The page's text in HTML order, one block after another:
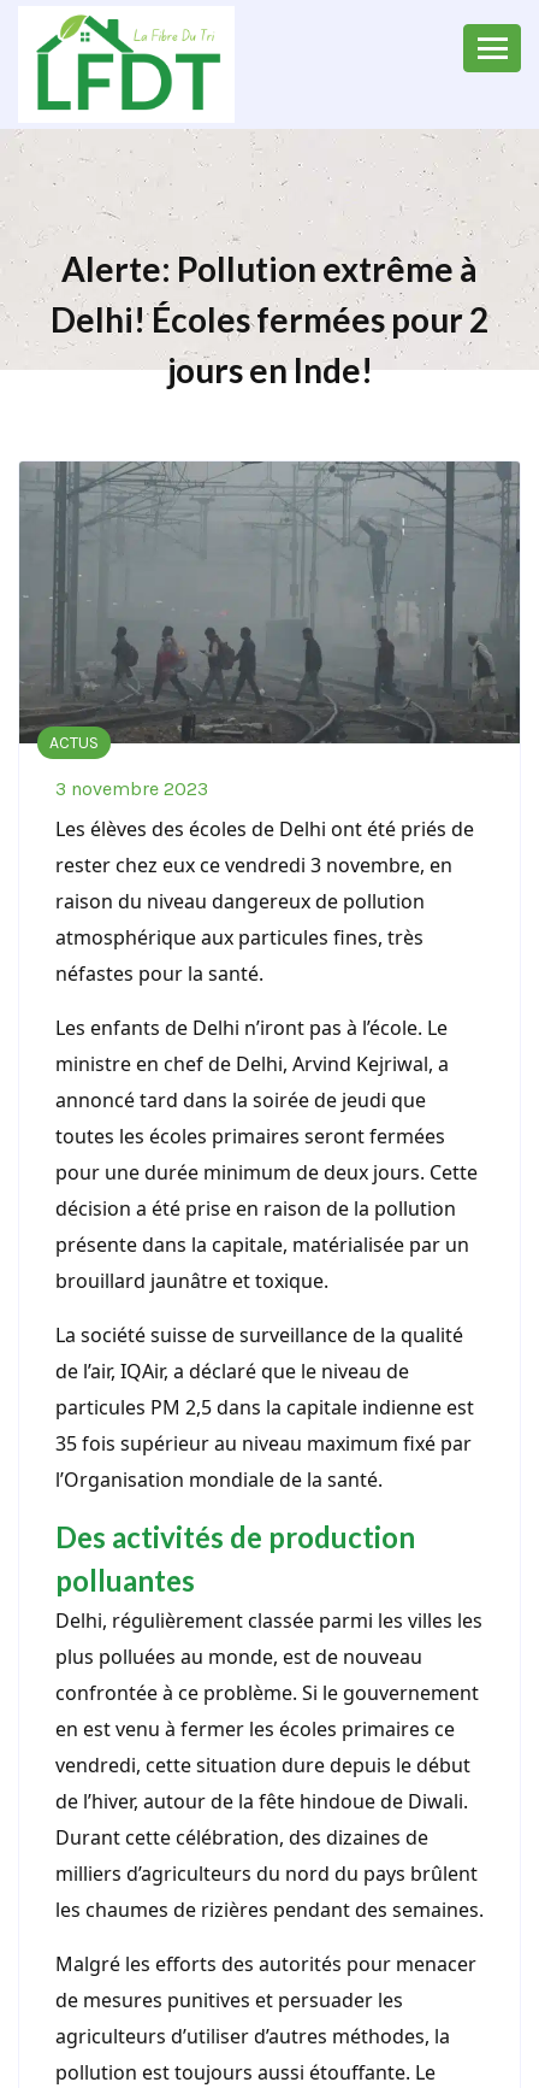
Alerte: Pollution extrême à
Delhi! Écoles fermées pour 2
jours en Inde!
ACTUS
3 novembre 2023
Les élèves des écoles de Delhi ont été priés de
rester chez eux ce vendredi 3 novembre, en
raison du niveau dangereux de pollution
atmosphérique aux particules fines, très
néfastes pour la santé.
Les enfants de Delhi n’iront pas à l’école. Le
ministre en chef de Delhi, Arvind Kejriwal, a
annoncé tard dans la soirée de jeudi que
toutes les écoles primaires seront fermées
pour une durée minimum de deux jours. Cette
décision a été prise en raison de la pollution
présente dans la capitale, matérialisée par un
brouillard jaunâtre et toxique.
La société suisse de surveillance de la qualité
de l’air, IQAir, a déclaré que le niveau de
particules PM 2,5 dans la capitale indienne est
35 fois supérieur au niveau maximum fixé par
l’Organisation mondiale de la santé.
Des activités de production
polluantes
Delhi, régulièrement classée parmi les villes les
plus polluées au monde, est de nouveau
confrontée à ce problème. Si le gouvernement
en est venu à fermer les écoles primaires ce
vendredi, cette situation dure depuis le début
de l’hiver, autour de la fête hindoue de Diwali.
Durant cette célébration, des dizaines de
milliers d’agriculteurs du nord du pays brûlent
les chaumes de rizières pendant des semaines.
Malgré les efforts des autorités pour menacer
de mesures punitives et persuader les
agriculteurs d’utiliser d’autres méthodes, la
pollution est toujours aussi étouffante. Le